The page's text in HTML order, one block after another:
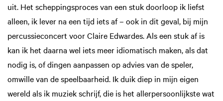
uit. Het scheppingsproces van een stuk doorloop ik liefst
alleen, ik lever na een tijd iets af – ook in dit geval, bij mijn
percussieconcert voor Claire Edwardes. Als een stuk af is
kan ik het daarna wel iets meer idiomatisch maken, als dat
nodig is, of dingen aanpassen op advies van de speler,
omwille van de speelbaarheid. Ik duik diep in mijn eigen
wereld als ik muziek schrijf, die is het allerpersoonlijkste wat